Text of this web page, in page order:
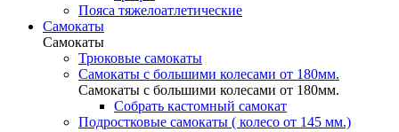
Пояса тяжелоатлетические
Самокаты
Самокаты
Трюковые самокаты
Самокаты с большими колесами от 180мм.
Самокаты с большими колесами от 180мм.
Собрать кастомный самокат
Подростковые самокаты ( колесо от 145 мм.)